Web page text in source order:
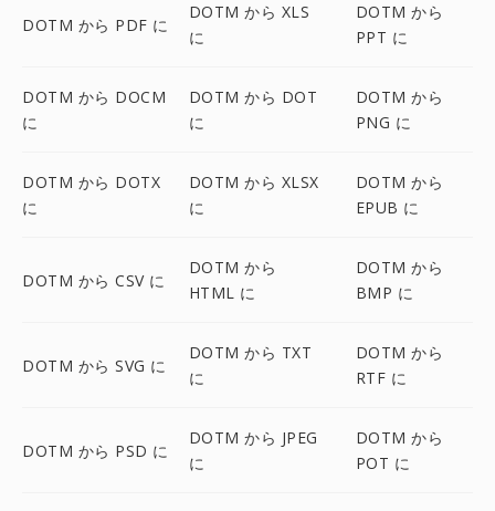
DOTM から PDF に
DOTM から XLS
に
DOTM から
PPT に
DOTM から DOCM
に
DOTM から DOT
に
DOTM から
PNG に
DOTM から DOTX
に
DOTM から XLSX
に
DOTM から
EPUB に
DOTM から CSV に
DOTM から
HTML に
DOTM から
BMP に
DOTM から SVG に
DOTM から TXT
に
DOTM から
RTF に
DOTM から PSD に
DOTM から JPEG
に
DOTM から
POT に